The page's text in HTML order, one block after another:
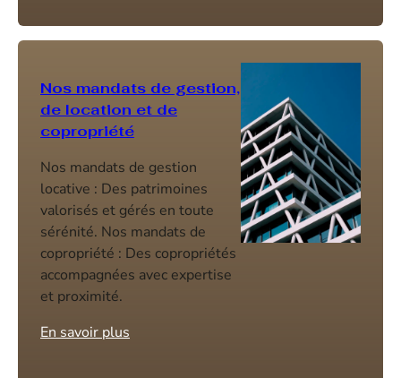
Nos mandats de gestion,
de location et de
copropriété
Nos mandats de gestion
locative : Des patrimoines
valorisés et gérés en toute
sérénité. Nos mandats de
copropriété : Des copropriétés
accompagnées avec expertise
et proximité.
En savoir plus